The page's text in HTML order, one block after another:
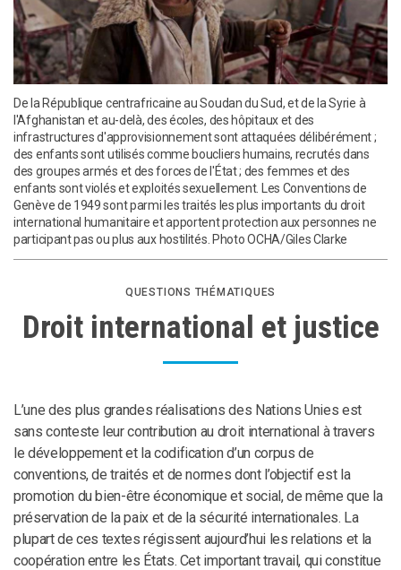
De la République centrafricaine au Soudan du Sud, et de la Syrie à
l'Afghanistan et au-delà, des écoles, des hôpitaux et des
infrastructures d'approvisionnement sont attaquées délibérément ;
des enfants sont utilisés comme boucliers humains, recrutés dans
des groupes armés et des forces de l'État ; des femmes et des
enfants sont violés et exploités sexuellement. Les Conventions de
Genève de 1949 sont parmi les traités les plus importants du droit
international humanitaire et apportent protection aux personnes ne
participant pas ou plus aux hostilités. Photo OCHA/Giles Clarke
QUESTIONS THÉMATIQUES
Droit international et justice
L’une des plus grandes réalisations des Nations Unies est
sans conteste leur contribution au droit international à travers
le développement et la codification d’un corpus de
conventions, de traités et de normes dont l’objectif est la
promotion du bien-être économique et social, de même que la
préservation de la paix et de la sécurité internationales. La
plupart de ces textes régissent aujourd’hui les relations et la
coopération entre les États. Cet important travail, qui constitue